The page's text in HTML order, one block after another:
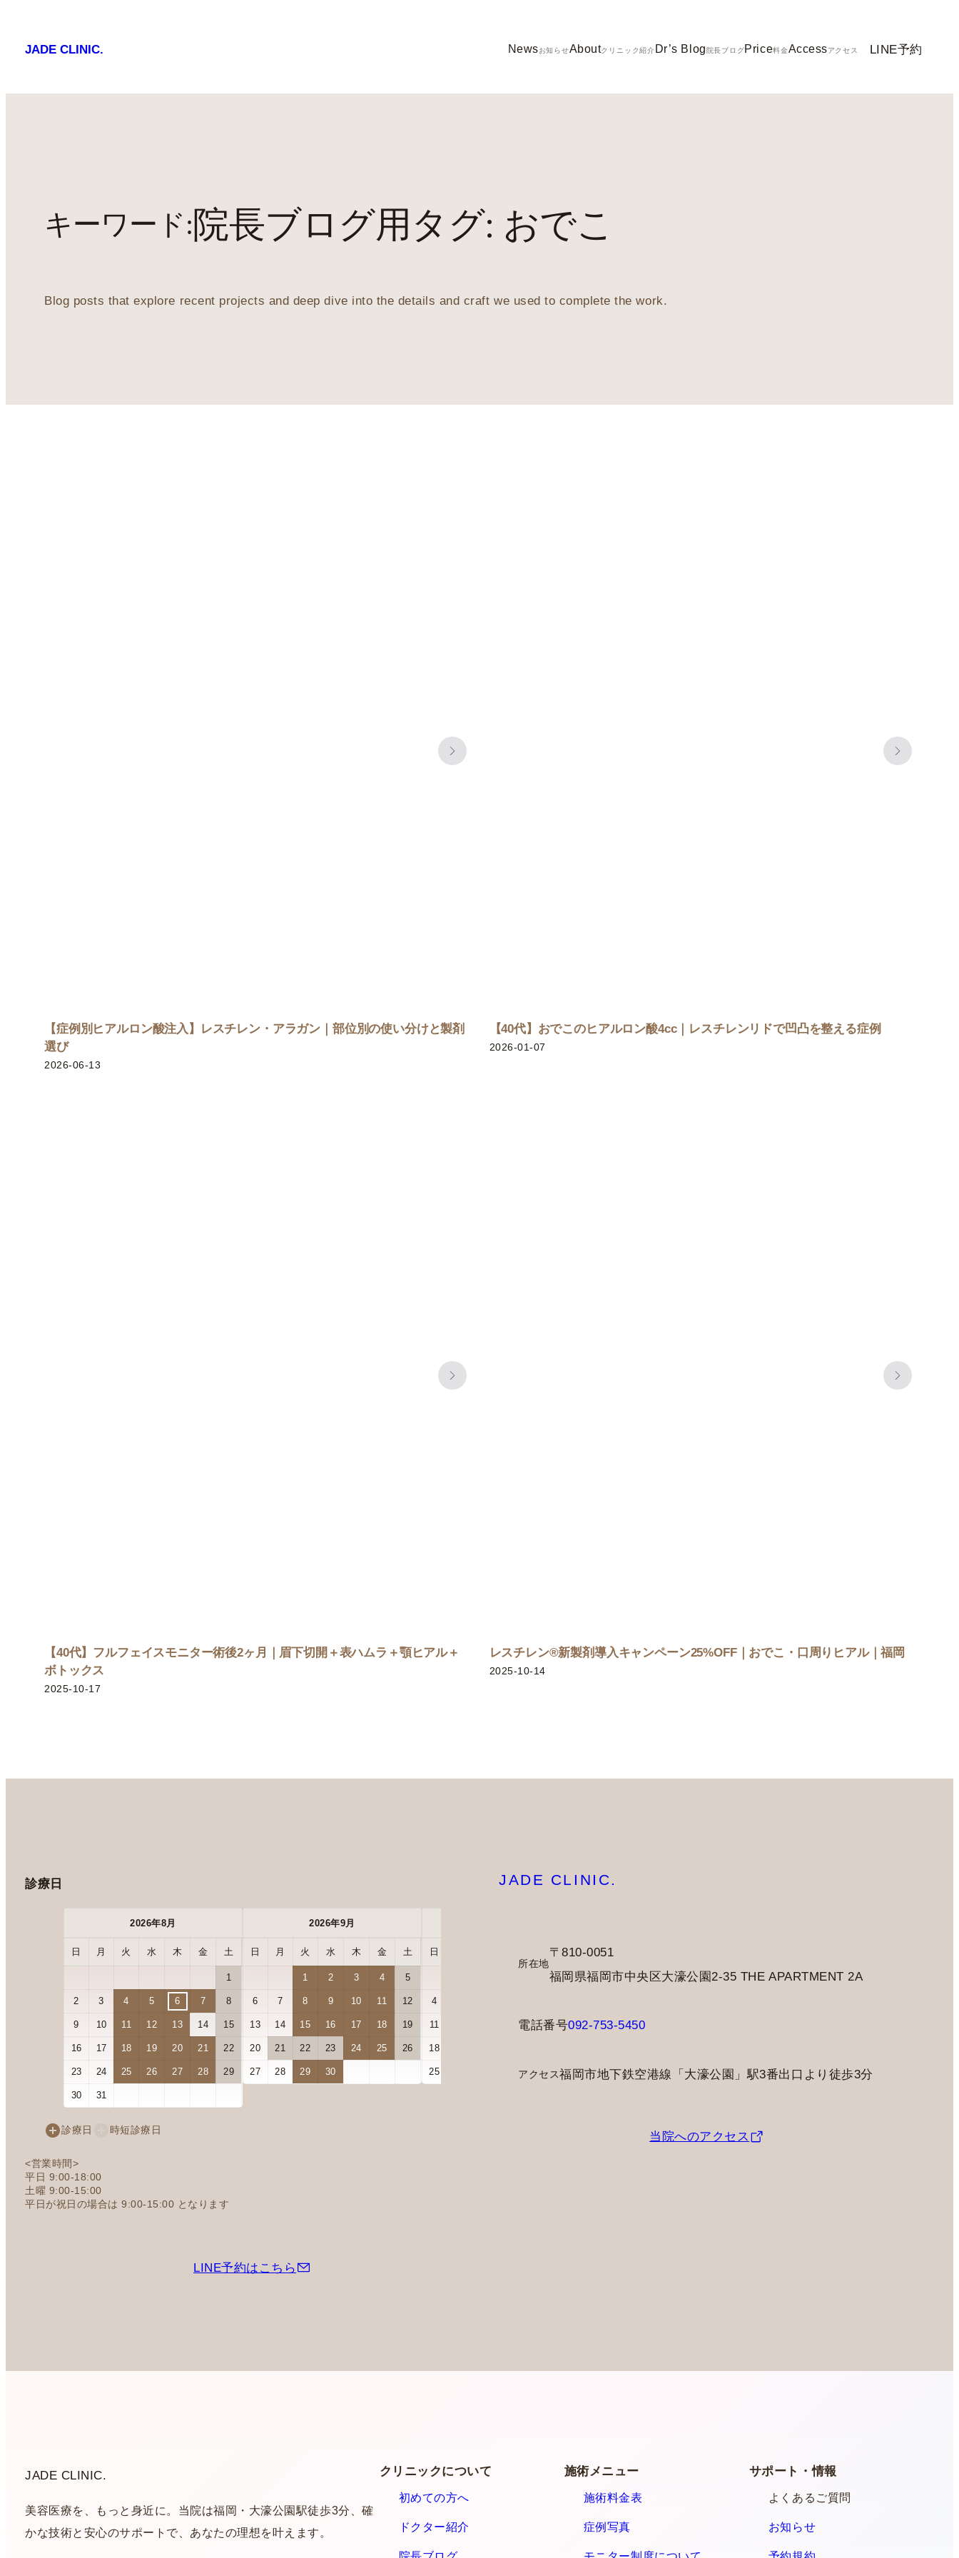
JADE CLINIC. Newsお知らせAboutクリニック紹介 Dr’s Blog 院長ブログPrice料金Accessアクセス LINE予約
キーワード:院長ブログ用タグ: おでこ
Blog posts that explore recent projects and deep dive into the details and craft we used to complete the work.
【症例別ヒアルロン酸注入】レスチレン・アラガン｜部位別の使い分けと製剤
選び
2026-06-13
【40代】おでこのヒアルロン酸4cc｜レスチレンリドで凹凸を整える症例
2026-01-07
【40代】フルフェイスモニター術後2ヶ月｜眉下切開＋表ハムラ＋顎ヒアル＋
ボトックス
2025-10-17
レスチレン®新製剤導入キャンペーン25%OFF｜おでこ・口周りヒアル｜福岡
2025-10-14
診療日
2026年8月
日 月 火 水 木 金 土
1
2 3 4 5 6 7 8
9 10 11 12 13 14 15
16 17 18 19 20 21 22
23 24 25 26 27 28 29
30 31
2026年9月
日 月 火 水 木 金 土
1 2 3 4 5
6 7 8 9 10 11 12
13 14 15 16 17 18 19
20 21 22 23 24 25 26
27 28 29 30
日 金 土
2 3
4
11 15 16 17
18
25 29 30 31
診療日 時短診療日
<営業時間>
平日 9:00-18:00
土曜 9:00-15:00
平日が祝日の場合は 9:00-15:00 となります
LINE予約はこちら
JADE CLINIC.
所在地
〒810-0051
福岡県福岡市中央区大濠公園2-35 THE APARTMENT 2A
電話番号092-753-5450
アクセス福岡市地下鉄空港線「大濠公園」駅3番出口より徒歩3分
当院へのアクセス
JADE CLINIC.
美容医療を、もっと身近に。当院は福岡・大濠公園駅徒歩3分、確
かな技術と安心のサポートで、あなたの理想を叶えます。
クリニックについて
初めての方へ
ドクター紹介
施術メニュー
施術料金表
症例写真
サポート・情報
よくあるご質問
お知らせ